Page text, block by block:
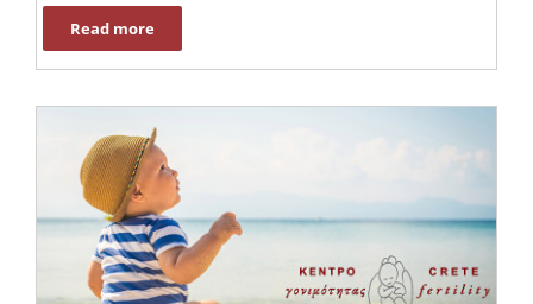
Read more